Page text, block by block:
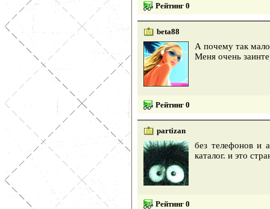
Рейтинг 0
beta88
А почему так мало
Меня очень
Рейтинг 0
partizan
без телефонов и
каталог. и это
Рейтинг 0